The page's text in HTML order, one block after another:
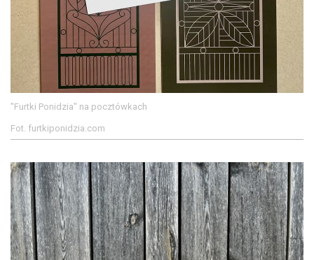
"Furtki Ponidzia" na pocztówkach
Fot. furtkiponidzia.com